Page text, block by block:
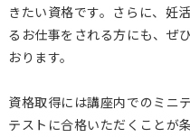
きたい資格です。さらに、妊
るお仕事をされる方にも、ぜ
おります。
資格取得には講座内でのミニ
テストに合格いただくことが